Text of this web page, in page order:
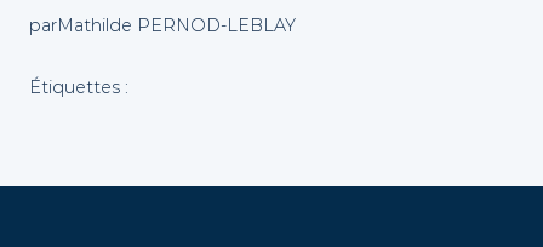
parMathilde PERNOD-LEBLAY
Étiquettes :